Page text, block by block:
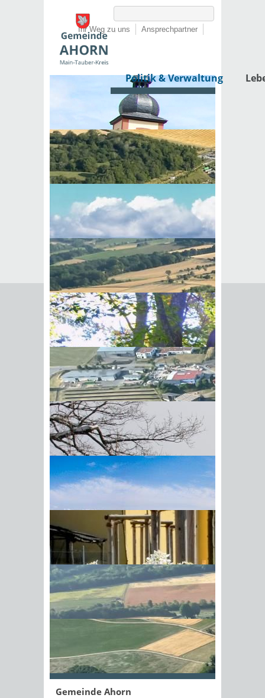
Ihr Weg zu uns Ansprechpartner
Politik & Verwaltung
BIick vom Galgenberg auf
Hohenstadt
Sonnenschein am Morgen im
Ahornwald
Startseite › Politik & Verwaltung› Rathaus›
Dienstleistungen von A-Z
Seite empfehlen
Empfehlung senden an*
Mit diesem Kommentar
Ihr Name
Ihre E-Mail-Adresse*
akzeptiere dieDatenschutz­
erklärung
Kopie an Absender
Seite drucken
PDF drucken
Öffnungszeiten
Gemeinde Ahorn